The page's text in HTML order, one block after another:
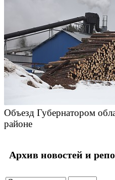
Объезд Губернатором
районе
Архив новостей и